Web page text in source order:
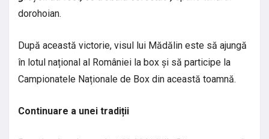
dorohoian.
După această victorie, visul lui Mădălin este să ajungă
în lotul național al României la box și să participe la
Campionatele Naționale de Box din această toamnă.
Continuare a unei tradiții